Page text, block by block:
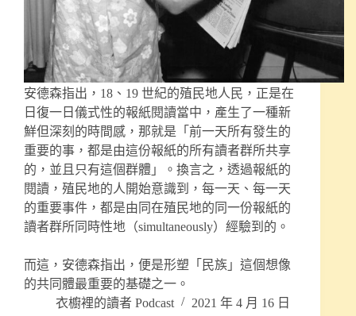
安德森指出，18、19 世紀的殖民地人民，正是在
日復一日儀式性的報紙閱讀當中，產生了一種新
鮮但深刻的時間感，那就是「前一天所有發生的
重要的事，都是由這份報紙的所有讀者群所共享
的，並且只有這個群體」。換言之，透過報紙的
閱讀，殖民地的人開始意識到，每一天、每一天
的重要事件，都是由同在殖民地的同一份報紙的
讀者群所同時性地（simultaneously）經驗到的。
而這，安德森指出，便是形塑「民族」這個想像
的共同體最重要的基礎之一。
衣櫥裡的讀者 Podcast
2021 年 4 月 16 日